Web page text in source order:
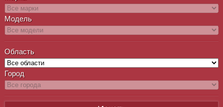
Модель
Область
Город